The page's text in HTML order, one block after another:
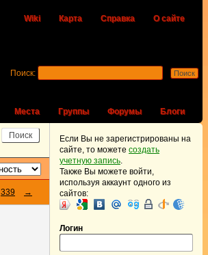
Wiki Карта Справка О сайте
Места Группы Форумы Блоги
Поиск:
339 →
Если Вы не зарегистрированы на
сайте, то можете создать
учетную запись.
Также Вы можете войти,
используя аккаунт одного из
сайтов:
Логин